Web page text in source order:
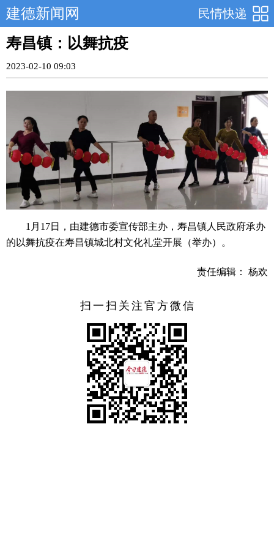
民情快递
建德新闻网
寿昌镇：以舞抗疫
2023-02-10 09:03
1月17日，由建德市委宣传部主办，寿昌镇人民政府承办
的以舞抗疫在寿昌镇城北村文化礼堂开展（举办）。
责任编辑： 杨欢
扫一扫关注官方微信